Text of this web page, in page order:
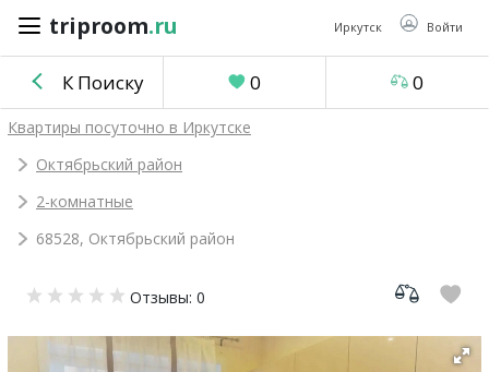
triproom.ru Иркутск Войти
triproom .ru
Российский
Войти / Зарегистрироваться
объявление
К Поиску 0 0
Квартиры посуточно в Иркутске
Октябрьский район
2-комнатные
68528, Октябрьский район
Отзывы: 0